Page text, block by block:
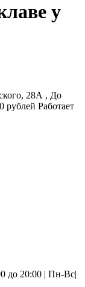
у
28А , До
рублей Работает
до 20:00 | Пн-Вс|